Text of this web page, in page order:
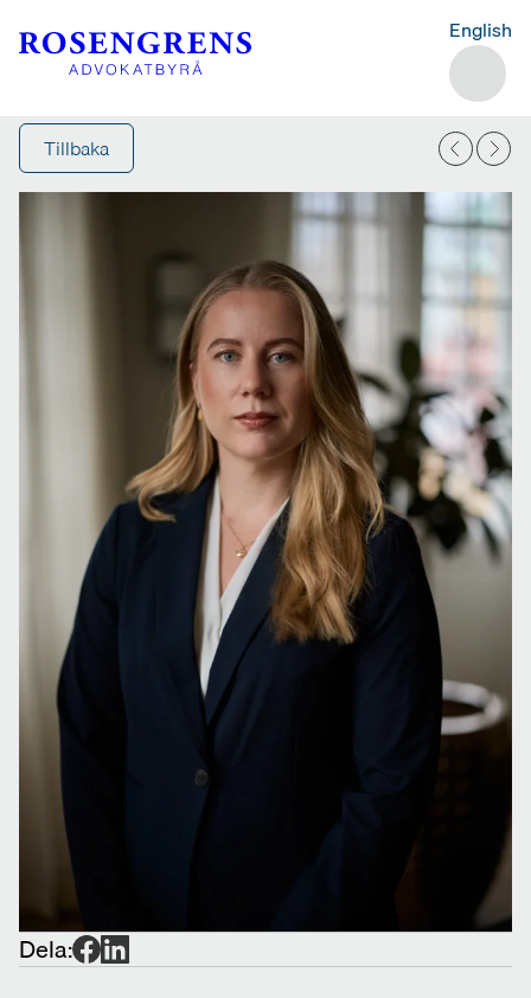
English
Dela:
Tillbaka